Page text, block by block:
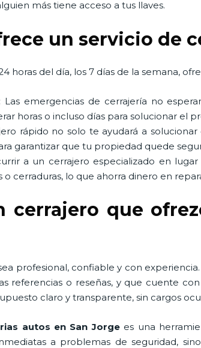
más tiene acceso a tus llaves.
un servicio de
horas del día, los 7 días de la semana,
: Las emergencias de cerrajería no
horas o incluso días para solucionar el
rápido no solo te ayudará a
garantizar que tu propiedad quede
a un cerrajero especializado en
cerraduras, lo que ahorra dinero en
cerrajero que
profesional, confiable y con
referencias o reseñas, y que cuente
claro y transparente, sin cargos
autos en San Jorgees una
a problemas de seguridad,